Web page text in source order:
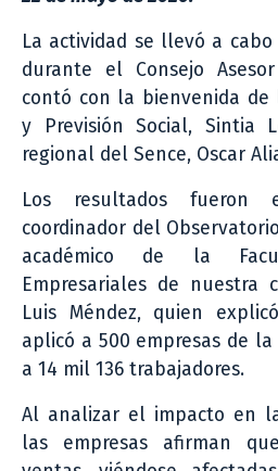
La actividad se llevó a
durante el Consejo
contó con la bienvenida de
y Previsión Social, Sintia
regional del Sence, Oscar
Los resultados fueron
coordinador del
académico de la
Empresariales de nuestra
Luis Méndez, quien
aplicó a 500 empresas de
a 14 mil 136 trabajadores.
Al analizar el impacto en
las empresas afirman